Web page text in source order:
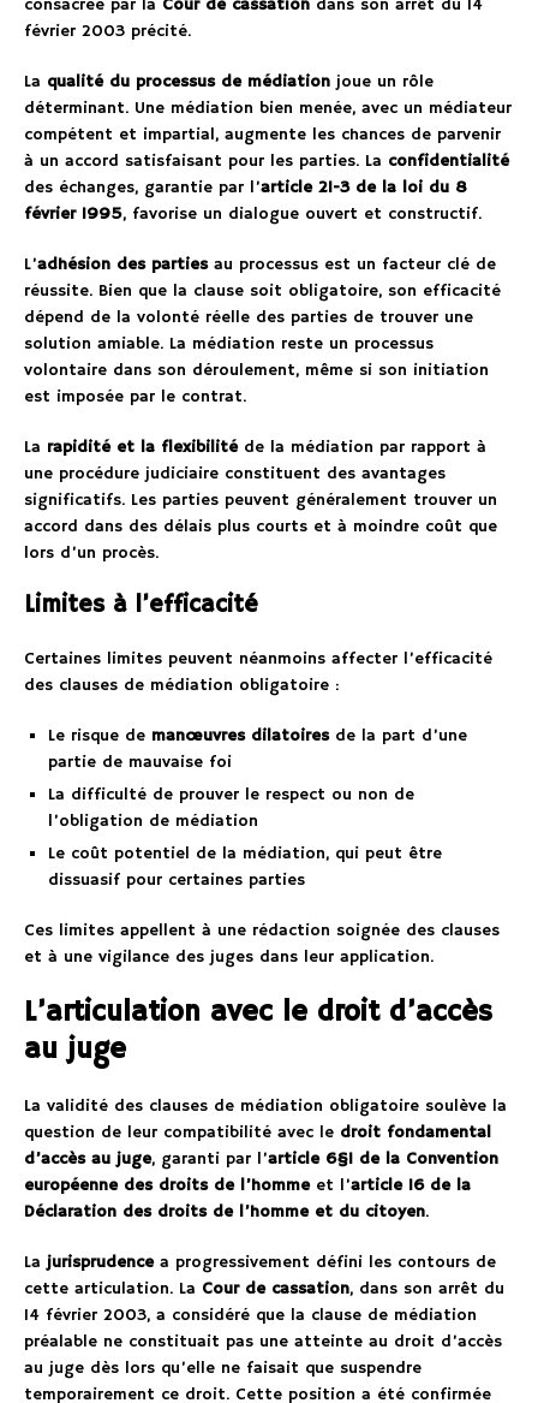
consacrée par la Cour de cassation dans son arrêt du 14
février 2003 précité.
La qualité du processus de médiation joue un rôle
déterminant. Une médiation bien menée, avec un médiateur
compétent et impartial, augmente les chances de parvenir
à un accord satisfaisant pour les parties. La confidentialité
des échanges, garantie par l’article 21-3 de la loi du 8
février 1995, favorise un dialogue ouvert et constructif.
L’adhésion des partiesau processus est un facteur clé de
réussite. Bien que la clause soit obligatoire, son efficacité
dépend de la volonté réelle des parties de trouver une
solution amiable. La médiation reste un processus
volontaire dans son déroulement, même si son initiation
est imposée par le contrat.
La rapidité et la flexibilitéde la médiation par rapport à
une procédure judiciaire constituent des avantages
significatifs. Les parties peuvent généralement trouver un
accord dans des délais plus courts et à moindre coût que
lors d’un procès.
Limites à l’efficacité
Certaines limites peuvent néanmoins affecter l’efficacité
des clauses de médiation obligatoire :
Le risque de manœuvres dilatoiresde la part d’une
partie de mauvaise foi
La difficulté de prouver le respect ou non de
l’obligation de médiation
Le coût potentiel de la médiation, qui peut être
dissuasif pour certaines parties
Ces limites appellent à une rédaction soignée des clauses
et à une vigilance des juges dans leur application.
L’articulation avec le droit d’accès
au juge
La validité des clauses de médiation obligatoire soulève la
question de leur compatibilité avec le droit fondamental
d’accès au juge, garanti par l’article 6§1 de la Convention
européenne des droits de l’hommeet l’article 16 de la
Déclaration des droits de l’homme et du citoyen.
Lajurisprudencea progressivement défini les contours de
cette articulation. La Cour de cassation, dans son arrêt du
14 février 2003, a considéré que la clause de médiation
préalable ne constituait pas une atteinte au droit d’accès
au juge dès lors qu’elle ne faisait que suspendre
temporairement ce droit. Cette position a été confirmée